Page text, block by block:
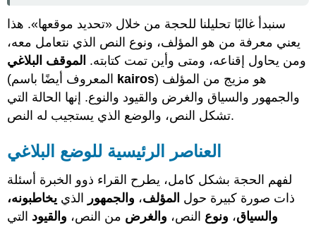
النوع
الإسناد
سنبدأ غالبًا تحليلنا للحجة من خلال «تحديد موقعها». هذا
يعني معرفة من هو المؤلف، ونوع النص الذي نتعامل معه،
ومن يحاول إقناعه، ومتى وأين تمت كتابته. الموقف البلاغي
kairos)
والجمهور والسياق والغرض والقيود والنوع. إنها الحالة التي
تشكل النص، والوضع الذي يستجيب له النص.
العناصر الرئيسية للوضع البلاغي
لفهم الحجة بشكل كامل، يطرح القراء ذوو الخبرة أسئلة
ذات صورة كبيرة حول المؤلف، والجمهور الذي يخاطبونه،
والسياق، ونوع النص، والغرض من النص، والقيود التي